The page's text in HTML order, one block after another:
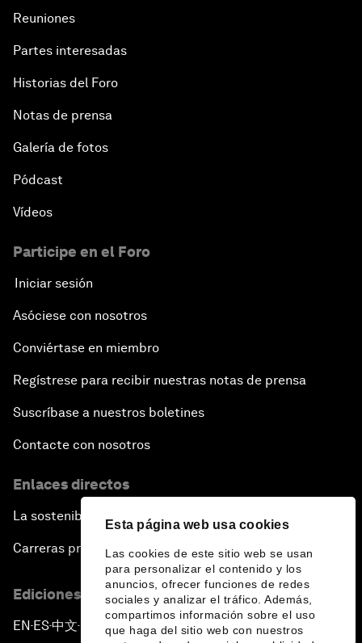
Esta página web usa cookies
Las cookies de este sitio web se usan
para personalizar el contenido y los
anuncios, ofrecer funciones de redes
sociales y analizar el tráfico. Además,
compartimos información sobre el uso
que haga del sitio web con nuestros
Reuniones
Partes interesadas
Historias del Foro
Notas de prensa
Galería de fotos
Pódcast
Vídeos
Participe en el Foro
Iniciar sesión
Asóciese con nosotros
Conviértase en miembro
Regístrese para recibir nuestras notas de prensa
Suscríbase a nuestros boletines
Contacte con nosotros
Enlaces directos
La sostenibilidad en el Foro
Carreras profesionales
Ediciones en otros idiomas
EN ▪ES▪中文▪ 日本語